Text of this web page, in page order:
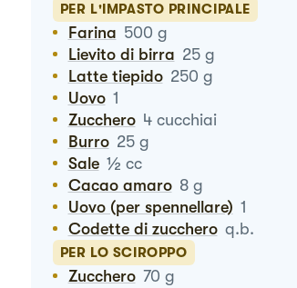
PER L'IMPASTO PRINCIPALE
Farina 500 g
Lievito di birra 25 g
Latte tiepido 250 g
Uovo 1
Zucchero 4 cucchiai
Burro 25 g
Sale ½ cc
Cacao amaro 8 g
Uovo (per spennellare) 1
Codette di zucchero q.b.
PER LO SCIROPPO
Zucchero 70 g